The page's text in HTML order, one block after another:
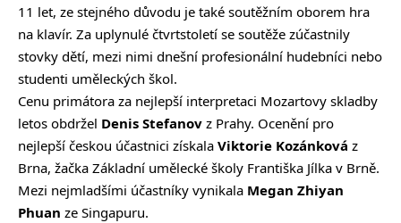
11 let, ze stejného důvodu je také soutěžním oborem hra
na klavír. Za uplynulé čtvrtstoletí se soutěže zúčastnily
stovky dětí, mezi nimi dnešní profesionální hudebníci nebo
studenti uměleckých škol.
Cenu primátora za nejlepší interpretaci Mozartovy skladby
letos obdržel Denis Stefanov z Prahy. Ocenění pro
nejlepší českou účastnici získala Viktorie Kozánková z
Brna, žačka Základní umělecké školy Františka Jílka v Brně.
Mezi nejmladšími účastníky vynikala Megan Zhiyan
Phuan ze Singapuru.